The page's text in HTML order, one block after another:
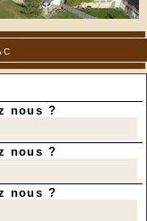
nous ?
nous ?
nous ?